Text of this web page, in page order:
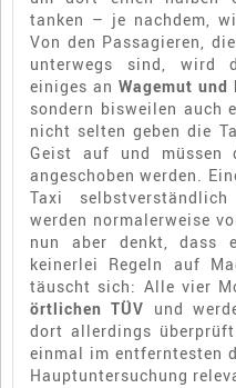
tanken – je nachdem,
Von den Passagieren,
unterwegs sind, wird
einiges an Wagemut
sondern bisweilen auch
nicht selten geben die
Geist auf und müssen
angeschoben werden.
Taxi
werden normalerweise
nun aber denkt, dass
keinerlei Regeln auf
täuscht sich: Alle vier
örtlichen TÜV und
dort allerdings
einmal im entferntesten
Hauptuntersuchung